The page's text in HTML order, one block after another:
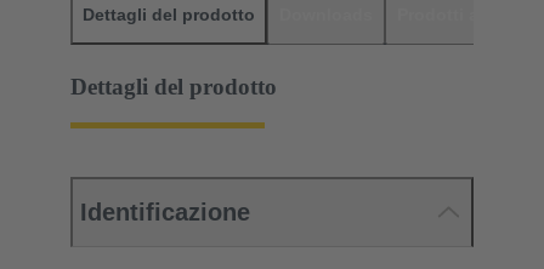
Dettagli del prodotto
Dettagli del prodotto
Identificazione